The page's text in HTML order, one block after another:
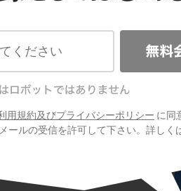
用規約及びプライバシーポリシー に同
ールの受信を許可して下さい。詳しく
数が高い順に並べると